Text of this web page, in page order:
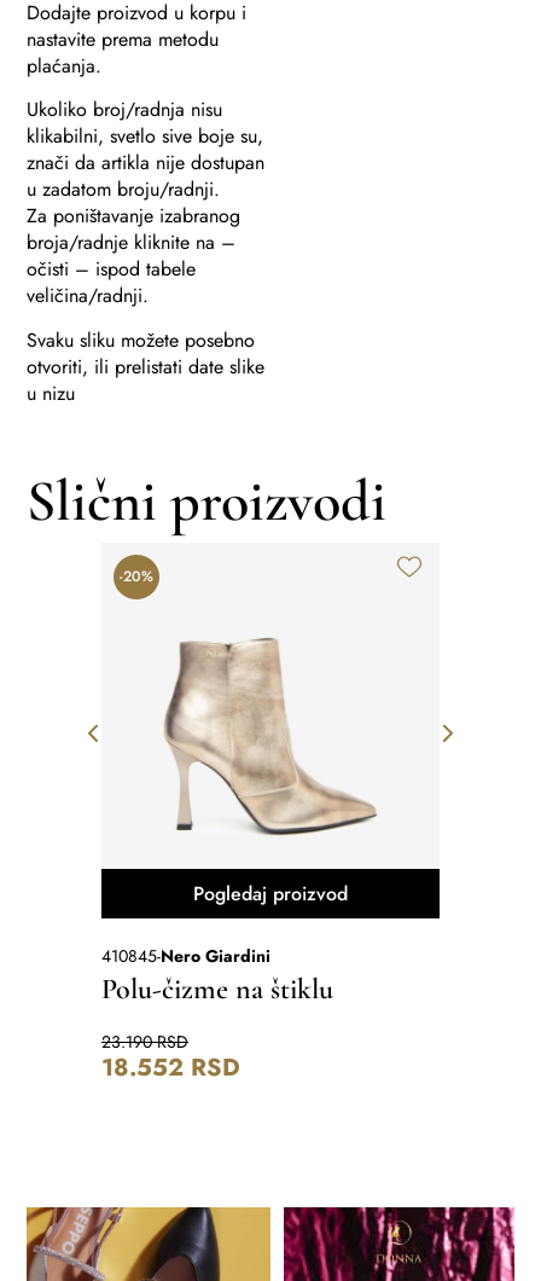
Dodajte proizvod u korpu i
nastavite prema metodu
plaćanja.
Ukoliko broj/radnja nisu
klikabilni, svetlo sive boje su,
znači da artikla nije dostupan
u zadatom broju/radnji.
Za poništavanje izabranog
broja/radnje kliknite na –
očisti – ispod tabele
veličina/radnji.
Svaku sliku možete posebno
otvoriti, ili prelistati date slike
u nizu
Slični proizvodi
-20%
Pogledaj proizvod
410845-Nero Giardini
Polu-čizme na štiklu
23.190RSD
18.552 RSD